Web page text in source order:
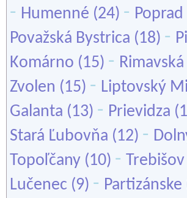
- Humenné (24) - Poprad
Považská Bystrica (18) -
Komárno (15) -
Zvolen (15) - Liptovský
Galanta (13) - Prievidza
Stará Ľubovňa (12) -
Topoľčany (10) - Trebišov
Lučenec (9) - Partizánske